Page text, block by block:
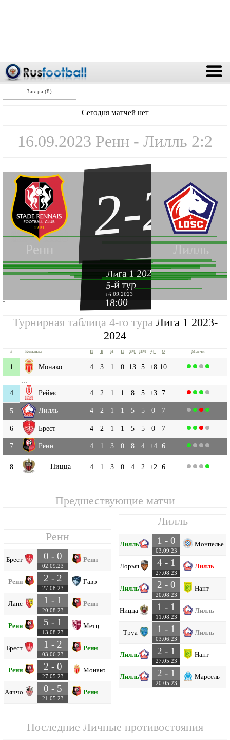
Завтра (8)
Сегодня матчей нет
16.09.2023 Ренн - Лилль 2:2
Ренн Лилль
2-2
Лига 1 2023-2024
5-й тур
16.09.2023
18:00
''
Турнирная таблица 4-го тура Лига 1 2023-
2024
# Команда И В Н П ЗМ ПМ +|- О Матчи
1 Монако 4 3 1 0 13 5 +8 10
4
Реймс 4 2 1 1 8 5 +3 7
5 Лилль 4 2 1 1 5 5 0 7
6 Брест 4 2 1 1 5 5 0 7
7 Ренн 4 1 3 0 8 4 +4 6
8 Ницца 4 1 3 0 4 2 +2 6
Предшествующие матчи
Ренн
Брест 0 - 0
02.09.23
Ренн
Ренн 2 - 2
27.08.23
Гавр
Ланс 1 - 1
20.08.23
Ренн
Ренн 5 - 1
13.08.23
Метц
Брест 1 - 2
03.06.23
Ренн
Ренн 2 - 0
27.05.23
Монако
Аяччо 0 - 5
21.05.23
Ренн
Лилль
Лилль 1 - 0
03.09.23
Монпелье
Лорьян 4 - 1
27.08.23
Лилль
Лилль 2 - 0
20.08.23
Нант
Ницца 1 - 1
11.08.23
Лилль
Труа 1 - 1
03.06.23
Лилль
Лилль 2 - 1
27.05.23
Нант
Лилль 2 - 1
20.05.23
Марсель
Последние Личные противостояния